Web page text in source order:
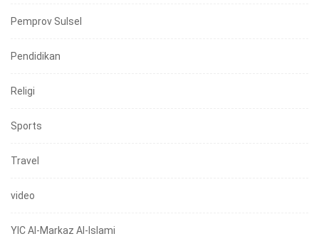
Pemprov Sulsel
Pendidikan
Religi
Sports
Travel
video
YIC Al-Markaz Al-Islami